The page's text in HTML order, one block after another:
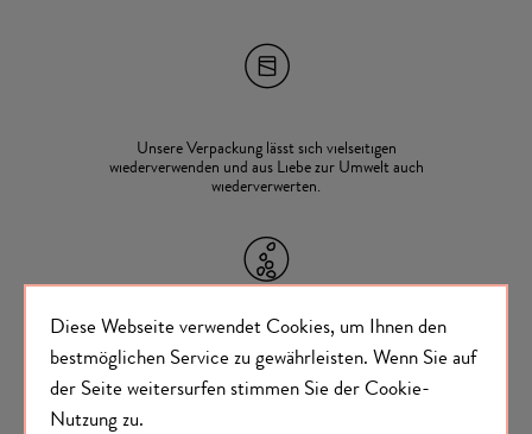
Diese Webseite verwendet Cookies, um Ihnen den
bestmöglichen Service zu gewährleisten. Wenn Sie auf
der Seite weitersurfen stimmen Sie der Cookie-
Nutzungzu.
Unsere Verpackung lässt sich vielseitigen
wiederverwenden und aus Liebe zur Umwelt auch
wiederverwerten.
Unser Salz ist um bis zu 35% natriumreduziert.
Schmeckt und ist gesünder für Körper und Geist.